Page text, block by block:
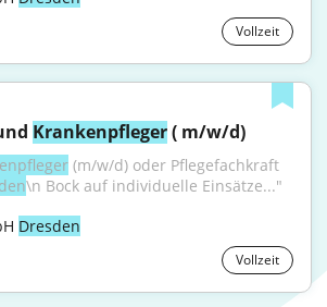
Vollzeit
Krankenpfleger ( m/w/d)
(m/w/d) oder Pflegefachkraft
\n Bock auf individuelle Einsätze..."
Dresden
Vollzeit